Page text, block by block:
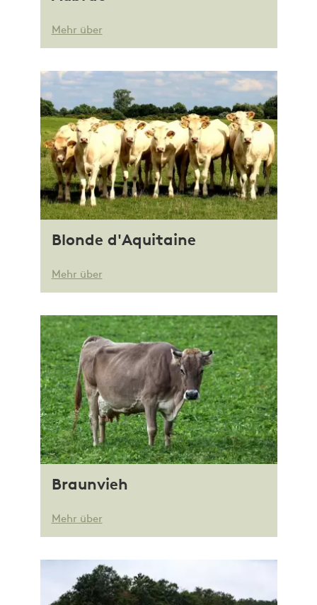
Mehr über
Blonde d'Aquitaine
Mehr über
Braunvieh
Mehr über